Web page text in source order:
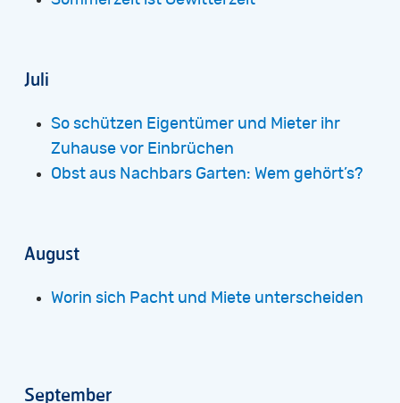
Juli
So schützen Eigentümer und Mieter ihr
Zuhause vor Einbrüchen
Obst aus Nachbars Garten: Wem gehört’s?
August
Worin sich Pacht und Miete unterscheiden
September